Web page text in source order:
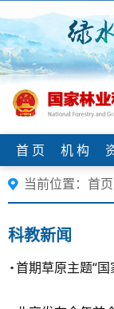
首 页 机 构
当前位置： 首页
科教新闻